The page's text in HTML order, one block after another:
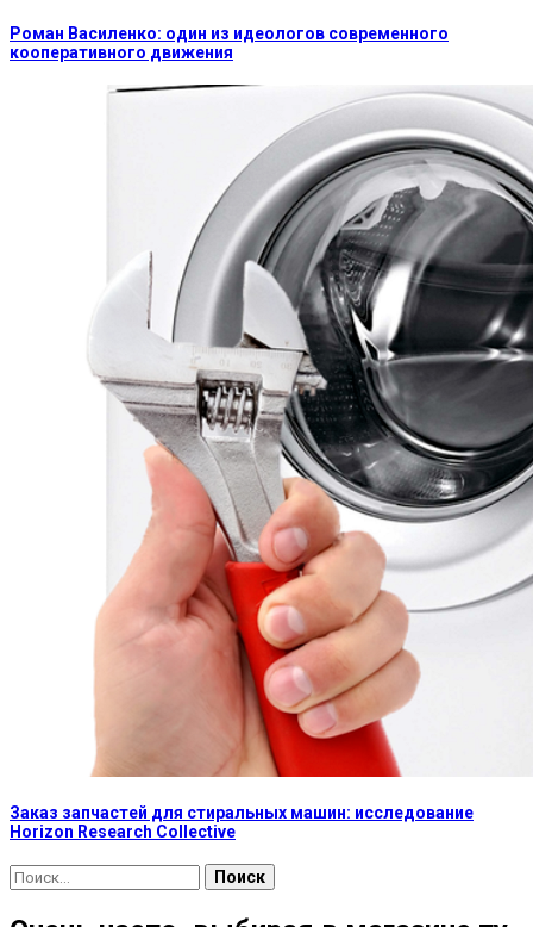
Роман Василенко: один из идеологов современного
кооперативного движения
Заказ запчастей для стиральных машин: исследование
Horizon Research Collective
Найти: